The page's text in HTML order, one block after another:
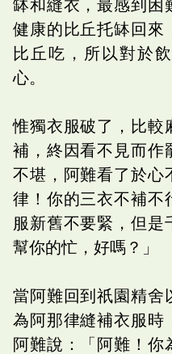
缽和縫衣，最感到困
健康的比丘托缽回來
比丘吃，所以對於
心。
惟獨衣服破了，比較
補，終因看不見而作
不堪，阿難看了於心
律！你的三衣不補不
服新舊不要緊，但是
幫你的忙，好嗎？」
當阿難回到祇園精舍
為阿那律縫補衣服時
阿難說：「阿難！你